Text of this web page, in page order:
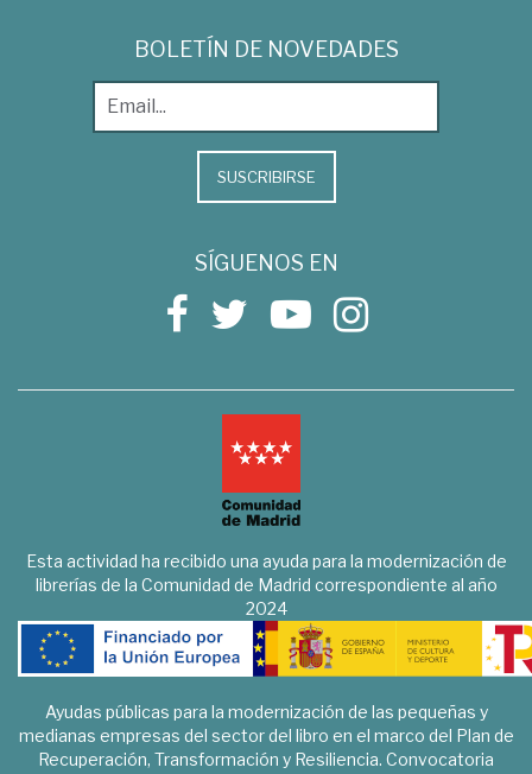
BOLETÍN DE NOVEDADES
SUSCRIBIRSE
SÍGUENOS EN
Esta actividad ha recibido una ayuda para la modernización de
librerías de la Comunidad de Madrid correspondiente al año
2024
Ayudas públicas para la modernización de las pequeñas y
medianas empresas del sector del libro en el marco del Plan de
Recuperación, Transformación y Resiliencia. Convocatoria